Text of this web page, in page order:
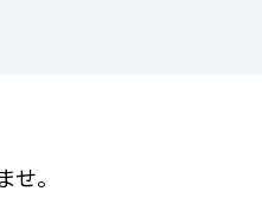
。